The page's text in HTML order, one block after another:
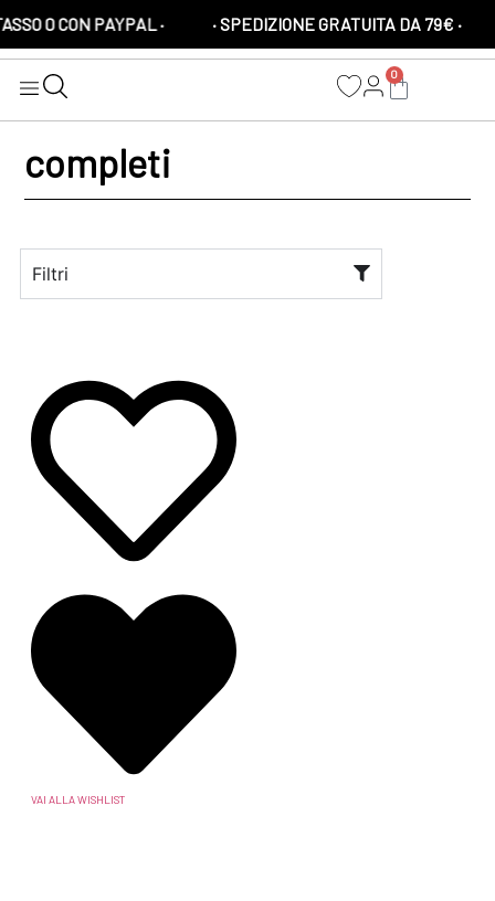
0 CON PAYPAL · · SPEDIZIONE GRATUITA DA 79€ ·
0
completi
Filtri
VAI ALLA WISHLIST